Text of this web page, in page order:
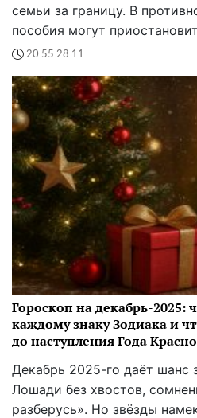
семьи за границу. В
пособия могут
20:55 28.11
Гороскоп на декабрь-2025:
каждому знаку Зодиака и
до наступления Года
Декабрь 2025-го даёт шанс
Лошади без хвостов,
разберусь». Но звёзды